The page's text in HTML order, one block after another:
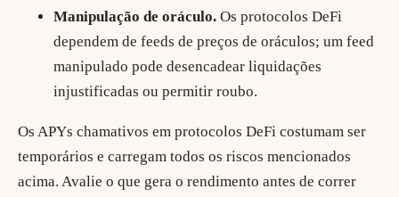
Manipulação de oráculo. Os protocolos DeFi
dependem de feeds de preços de oráculos; um feed
manipulado pode desencadear liquidações
injustificadas ou permitir roubo.
Os APYs chamativos em protocolos DeFi costumam ser
temporários e carregam todos os riscos mencionados
acima. Avalie o que gera o rendimento antes de correr